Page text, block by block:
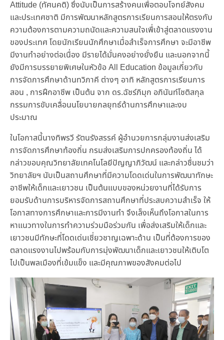
Attitude (ทัศนคติ) ซึ่งนับเป็นการสร้างคนเพื่อตอบโจทย์สังคม
และประเทศชาติ มีการพัฒนาหลักสูตรการเรียนการสอนให้ตรงกับ
ความต้องการตามความถนัดและความสนใจเพื่เข้าสู่ตลาดแรงงาน
ของประเทศ โดยนักเรียนนักศึกษาเมื่อสำเร็จการศึกษา จะมีอาชีพ
มีงานทำอย่างต่อเนื่อง มีรายได้มั่นคงอย่างยั่งยืน และนอกจากนี้
ยังมีการบรรยายพิเศษในหัวข้อ All Education ข้อมูลเกี่ยวกับ
การจัดการศึกษาด้านทวิภาคี ต่างๆ อาทิ หลักสูตรการเรียนการ
สอน , การฝึกอาชีพ เป็นต้น จาก ดร.ฉัชร์ภิมุก อภินันท์โชติสกุล
กรรมการขับเคลื่อนนโยบายกลยุทธ์ด้านการศึกษาและงบ
ประมาณ
ในโอกาสนี้นางทิพรวี รัตนรังสรรค์ ผู้อำนวยการกลุ่มงานส่งเสริม
การจัดการศึกษาท้องถิ่น กรมส่งเสริมการปกครองท้องถิ่น ได้
กล่าวขอบคุณวิทยาลัยเทคโนโลยีปัญญาภิวัฒน์ และกล่าวชื่นชมว่า
วิทยาลัยฯ นับเป็นสถานศึกษาที่มีความโดดเด่นในการพัฒนาทักษะ
อาชีพให้เด็กและเยาวชน เป็นต้นแบบของหน่วยงานที่ได้รับการ
ยอมรับด้านการบริหารจัดการสถานศึกษาที่ประสบความสำเร็จ ให้
โอกาสทางการศึกษาและการมีงานทำ จึงเล็งเห็นถึงโอกาสในการ
หาแนวทางในการทำความร่วมมือร่วมกัน เพื่อส่งเสริมให้เด็กและ
เยาวชนมีทักษะที่โดดเด่นเชี่ยวชาญเฉพาะด้าน เป็นที่ต้องการของ
ตลาดแรงงานไปพร้อมกับการมุ่งพัฒนาเด็กและเยาวชนให้เติบโต
ไปเป็นพลเมืองที่เข้มแข็ง และมีคุณภาพของสังคมต่อไป